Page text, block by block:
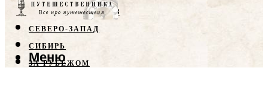
СЕВЕРНЫЙ КАВКАЗ
СЕВЕРО-ЗАПАД
СИБИРЬ
ЗА РУБЕЖОМ
Меню